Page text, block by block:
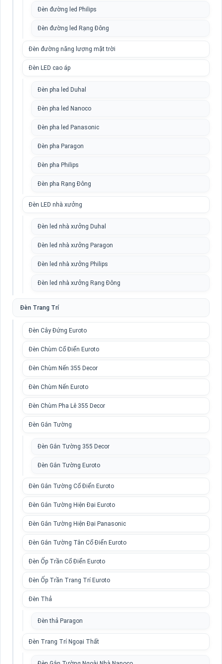
Đèn đường led Philips
Đèn đường led Rạng Đông
Đèn đường năng lượng mặt trời
Đèn LED cao áp
Đèn pha led Duhal
Đèn pha led Nanoco
Đèn pha led Panasonic
Đèn pha Paragon
Đèn pha Philips
Đèn pha Rạng Đông
Đèn LED nhà xưởng
Đèn led nhà xưởng Duhal
Đèn led nhà xưởng Paragon
Đèn led nhà xưởng Philips
Đèn led nhà xưởng Rạng Đông
Đèn Trang Trí
Đèn Cây Đứng Euroto
Đèn Chùm Cổ Điển Euroto
Đèn Chùm Nến 355 Decor
Đèn Chùm Nến Euroto
Đèn Chùm Pha Lê 355 Decor
Đèn Gắn Tường
Đèn Gắn Tường 355 Decor
Đèn Gắn Tường Euroto
Đèn Gắn Tường Cổ Điển Euroto
Đèn Gắn Tường Hiện Đại Euroto
Đèn Gắn Tường Hiện Đại Panasonic
Đèn Gắn Tường Tân Cổ Điển Euroto
Đèn Ốp Trần Cổ Điển Euroto
Đèn Ốp Trần Trang Trí Euroto
Đèn Thả
Đèn thả Paragon
Đèn Trang Trí Ngoại Thất